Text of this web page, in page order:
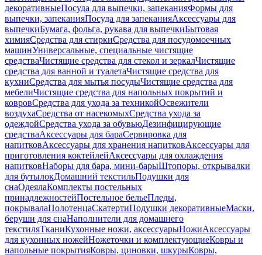
декоративныеПосуда для выпечки, запеканияФормы для
выпечки, запеканияПосуда для запеканияАксессуары для
выпечкиБумага, фольга, рукава для выпечкиБытовая
химияСредства для стиркиСредства для посудомоечных
машинУниверсальные, специальные чистящие
средстваЧистящие средства для стекол и зеркалЧистящие
средства для ванной и туалетаЧистящие средства для
кухниСредства для мытья посудыЧистящие средства для
мебелиЧистящие средства для напольных покрытий и
ковровСредства для ухода за техникойОсвежители
воздухаСредства от насекомыхСредства ухода за
одеждойСредства ухода за обувьюДезинфицирующие
средстваАксессуары для бараСервировка для
напитковАксессуары для хранения напитковАксессуары для
приготовления коктейлейАксессуары для охлаждения
напитковНаборы для бара, мини-барыШтопоры, открывалки
для бутылокДомашний текстильПодушки для
снаОдеялаКомплекты постельных
принадлежностейПостельное бельеПледы,
покрывалаПолотенцаСкатертиПодушки декоративныеМаски,
беруши для снаНаполнители для домашнего
текстиляТканиКухонные ножи, аксессуарыНожиАксессуары
для кухонных ножейНожеточки и комплектующиеКовры и
напольные покрытияКовры, циновки, шкурыКовры,